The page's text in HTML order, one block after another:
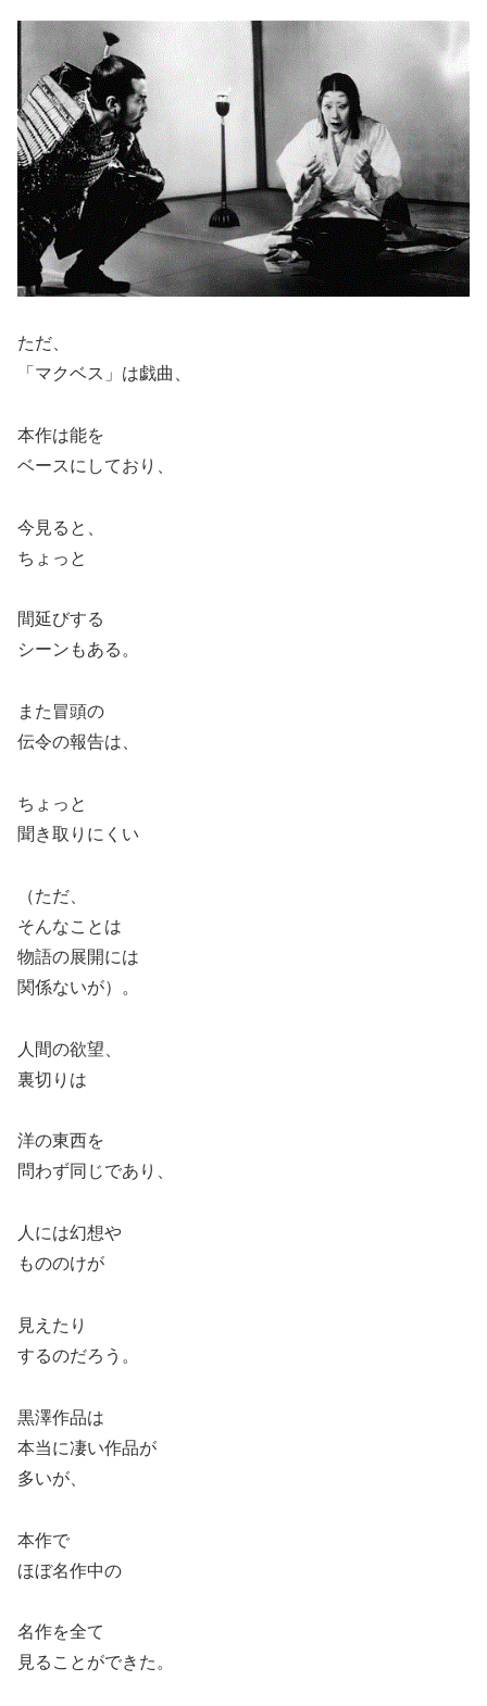
ただ、
「マクベス」は戯曲、
本作は能を
ベースにしており、
今見ると、
ちょっと
間延びする
シーンもある。
また冒頭の
伝令の報告は、
ちょっと
聞き取りにくい
（ただ、
そんなことは
物語の展開には
関係ないが）。
人間の欲望、
裏切りは
洋の東西を
問わず同じであり、
人には幻想や
もののけが
見えたり
するのだろう。
黒澤作品は
本当に凄い作品が
多いが、
本作で
ほぼ名作中の
名作を全て
見ることができた。